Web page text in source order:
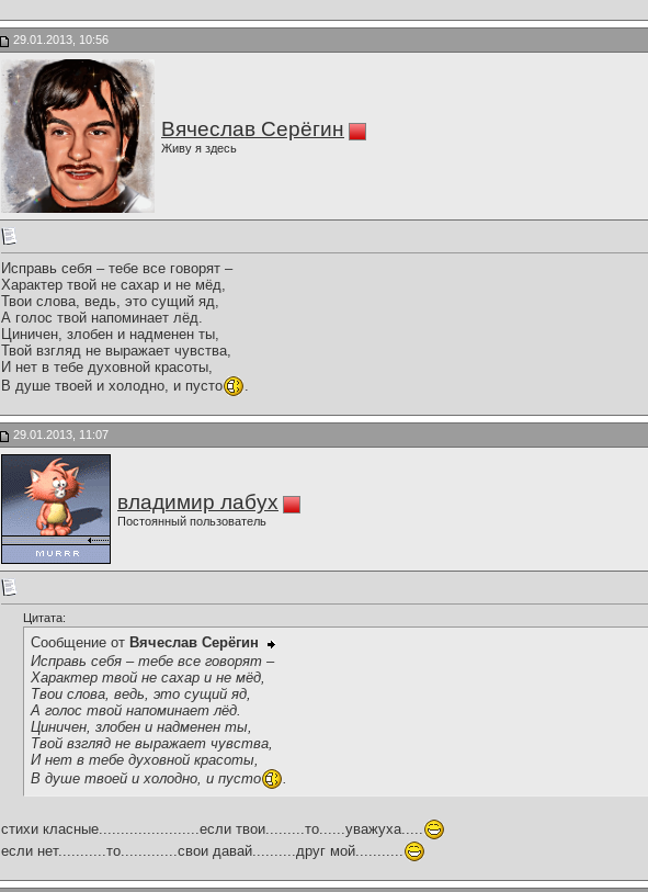
29.01.2013, 10:56
Вячеслав Серёгин
Живу я здесь
Исправь себя – тебе все говорят –
Характер твой не сахар и не мёд,
Твои слова, ведь, это сущий яд,
А голос твой напоминает лёд.
Циничен, злобен и надменен ты,
Твой взгляд не выражает чувства,
И нет в тебе духовной красоты,
В душе твоей и холодно, и пусто
29.01.2013, 11:07
владимир лабух
Постоянный пользователь
Цитата:
Сообщение от Вячеслав Серёгин
Исправь себя – тебе все говорят –
Характер твой не сахар и не мёд,
Твои слова, ведь, это сущий яд,
А голос твой напоминает лёд.
Циничен, злобен и надменен ты,
Твой взгляд не выражает чувства,
И нет в тебе духовной красоты,
В душе твоей и холодно, и пусто
стихи класные.......................если твои.........то......уважуха.....
если нет...........то.............свои давай..........друг мой...........